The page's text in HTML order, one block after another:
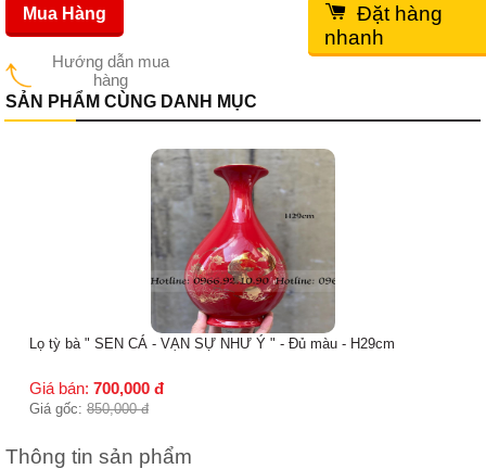
Hướng dẫn mua
hàng
Mua Hàng
Đặt hàng
nhanh
SẢN PHẨM CÙNG DANH MỤC
Bình tỳ bà " THUẬN BUỒM XUÔI GIÓ " đủ màu - H29cm
Giá bán: 700,000 đ
Giá gốc: 800,000 đ
Thông tin sản phẩm